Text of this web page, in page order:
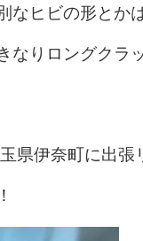
なヒビの形とか
なりロングクラ
県伊奈町に出張